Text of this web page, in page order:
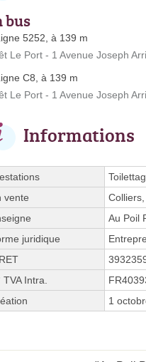
bus
5252, à 139 m
Le Port - 1 Avenue Joseph
C8, à 139 m
Le Port - 1 Avenue Joseph
Informations
vente
Au Poil
juridique
TVA Intra.
1